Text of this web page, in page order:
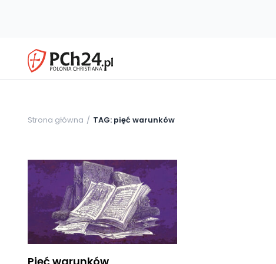
Strona główna TAG: pięć warunków